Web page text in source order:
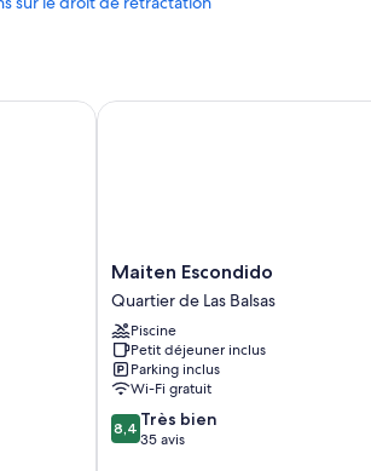
d'assistance pour les visites touristiques ou
de ménage quotidien, bureau et téléphone
Maiten
Escondido
Quartier
de
Las
Balsas
Maiten Escondido
Quartier de Las Balsas
Piscine
Petit déjeuner inclus
Parking inclus
Wi-Fi gratuit
8.4
sur
8,4 Très bien
35 avis
Maiten Escondido